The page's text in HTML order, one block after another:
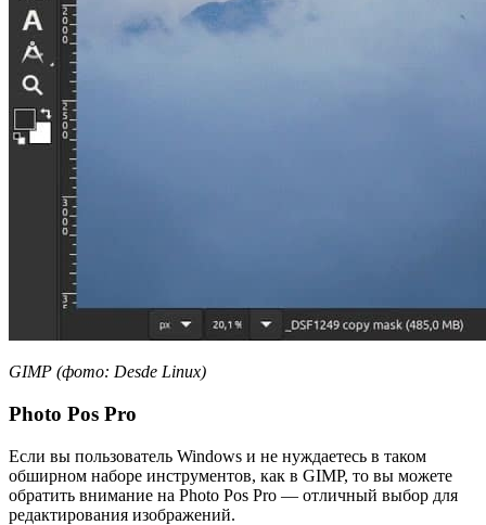
GIMP (фото: Desde Linux)
Photo Pos Pro
Если вы пользователь Windows и не нуждаетесь в таком
обширном наборе инструментов, как в GIMP, то вы можете
обратить внимание на Photo Pos Pro — отличный выбор для
редактирования изображений.